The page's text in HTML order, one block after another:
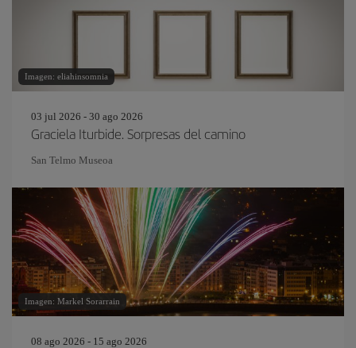
Imagen: eliahinsomnia
03 jul 2026 - 30 ago 2026
Graciela Iturbide. Sorpresas del camino
San Telmo Museoa
Imagen: Markel Sorarrain
08 ago 2026 - 15 ago 2026